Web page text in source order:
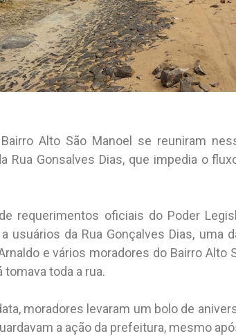
Alto São Manoel se reuniram
Rua Gonsalves Dias, que impedia o
requerimentos oficiais do Poder
usuários da Rua Gonçalves Dias, uma
e vários moradores do Bairro Alto
tomava toda a rua.
moradores levaram um bolo de
a ação da prefeitura, mesmo